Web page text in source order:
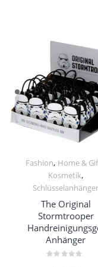
Fashion, Home &
Kosmetik,
Schlüsselanhänger
The Original
Stormtrooper
Anhänger